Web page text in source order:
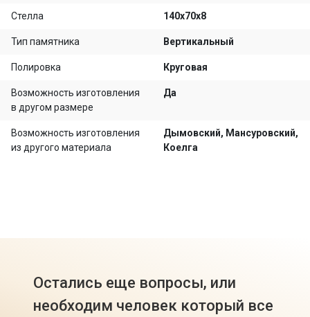
Стелла 140х70х8
Тип памятника Вертикальный
Полировка Круговая
Возможность изготовления
в другом размере
Да
Возможность изготовления
из другого материала
Дымовский, Мансуровский,
Коелга
Остались еще вопросы, или
необходим человек который все